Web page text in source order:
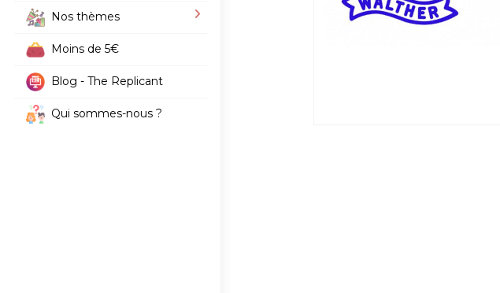
Nos thèmes
Moins de 5€
Blog - The Replicant
Qui sommes-nous ?